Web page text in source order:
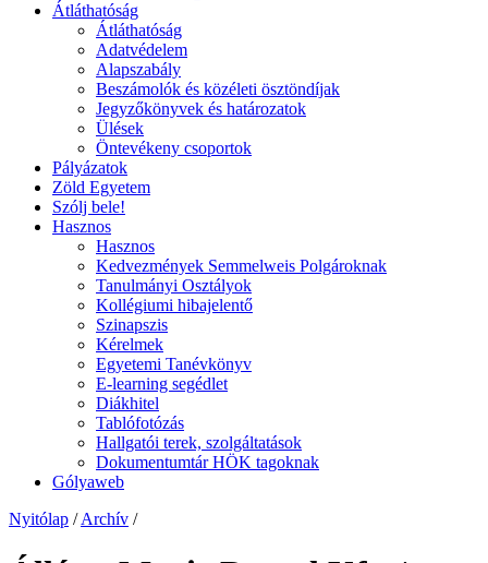
Átláthatóság
Átláthatóság
Adatvédelem
Alapszabály
Beszámolók és közéleti ösztöndíjak
Jegyzőkönyvek és határozatok
Ülések
Öntevékeny csoportok
Pályázatok
Zöld Egyetem
Szólj bele!
Hasznos
Hasznos
Kedvezmények Semmelweis Polgároknak
Tanulmányi Osztályok
Kollégiumi hibajelentő
Szinapszis
Kérelmek
Egyetemi Tanévkönyv
E-learning segédlet
Diákhitel
Tablófotózás
Hallgatói terek, szolgáltatások
Dokumentumtár HÖK tagoknak
Gólyaweb
Nyitólap / Archív /